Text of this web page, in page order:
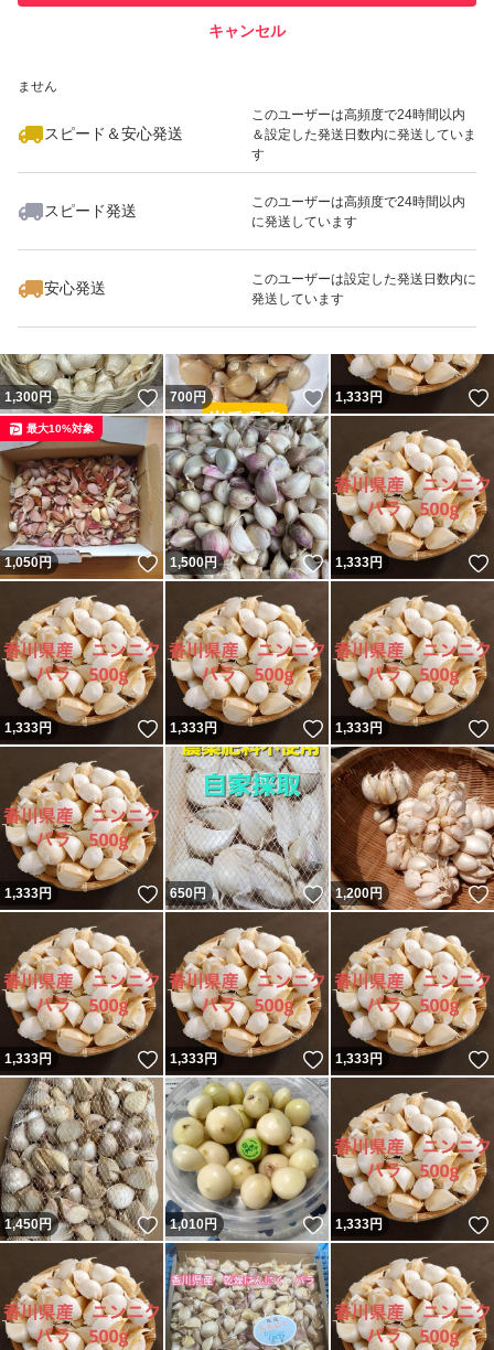
肥料は緑肥
広葉樹皮のバーク堆肥
動物由来の堆肥は使わず
使います。
ついたくらいでしっかり
土に混ぜ込み緑肥にしてます。
農薬、除草剤不使用
自家採取の種を使用
種子消毒不使用
期間限定の生命力にあふれた旬の香りとフレッシュさが魅
力の生にんにく是非！
ご検討してもらえたら幸いですm(__)m
ません
スピード＆安心発送
このユーザーは高頻度で24時間以内
＆設定した発送日数内に発送していま
す
スピード発送
このユーザーは高頻度で24時間以内
に発送しています
安心発送
このユーザーは設定した発送日数内に
発送しています
キャンセル
いいね！
1,099
1,300円 いいね！
700円 いいね！
1,333円
1,050円 いいね！
最大10%対象
1,500円 いいね！
1,333円
1,333円 いいね！
1,333円 いいね！
1,333円
1,333円 いいね！
650円 いいね！
1,200円
1,333円 いいね！
1,333円 いいね！
1,333円
1,450円 いいね！
1,010円 いいね！
1,333円